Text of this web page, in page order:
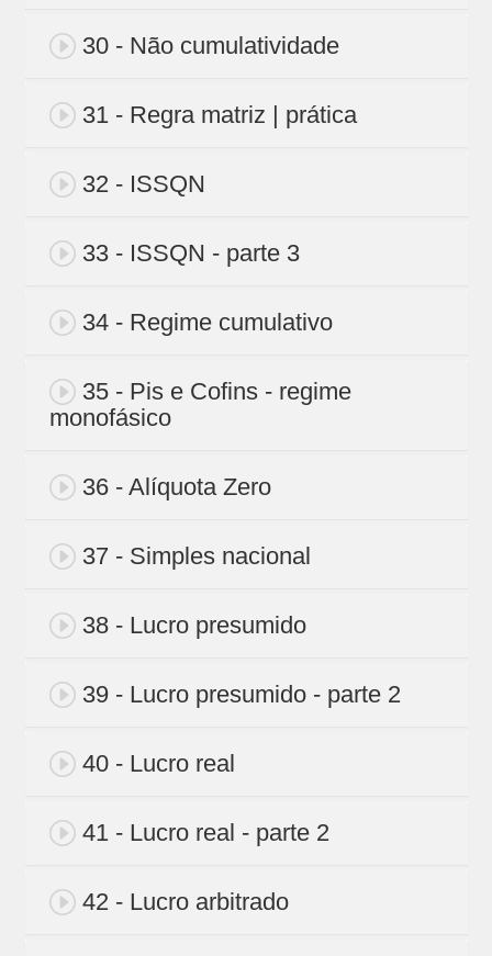
30 - Não cumulatividade
31 - Regra matriz | prática
32 - ISSQN
33 - ISSQN - parte 3
34 - Regime cumulativo
35 - Pis e Cofins - regime
monofásico
36 - Alíquota Zero
37 - Simples nacional
38 - Lucro presumido
39 - Lucro presumido - parte 2
40 - Lucro real
41 - Lucro real - parte 2
42 - Lucro arbitrado